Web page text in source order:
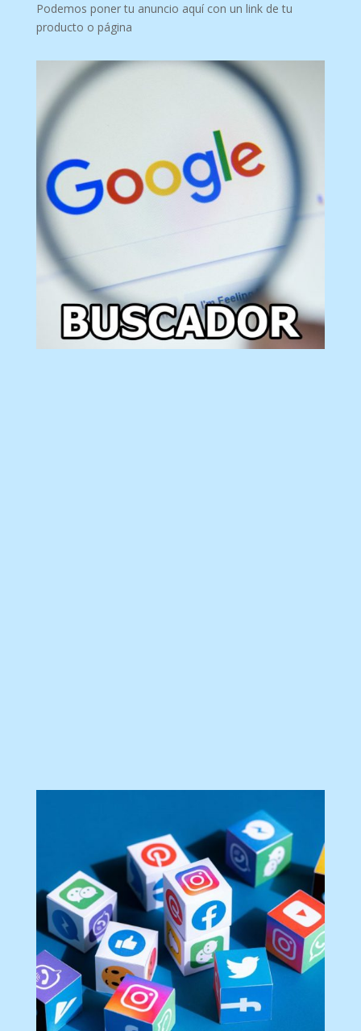
Podemos poner tu anuncio aquí con un link de tu
producto o página